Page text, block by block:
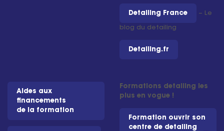
Detailing France – Le
blog du detailing
Detailing.fr
Aides aux
financements
de la formation
Formations detailing les
plus en vogue !
Formation ouvrir son
centre de detailing